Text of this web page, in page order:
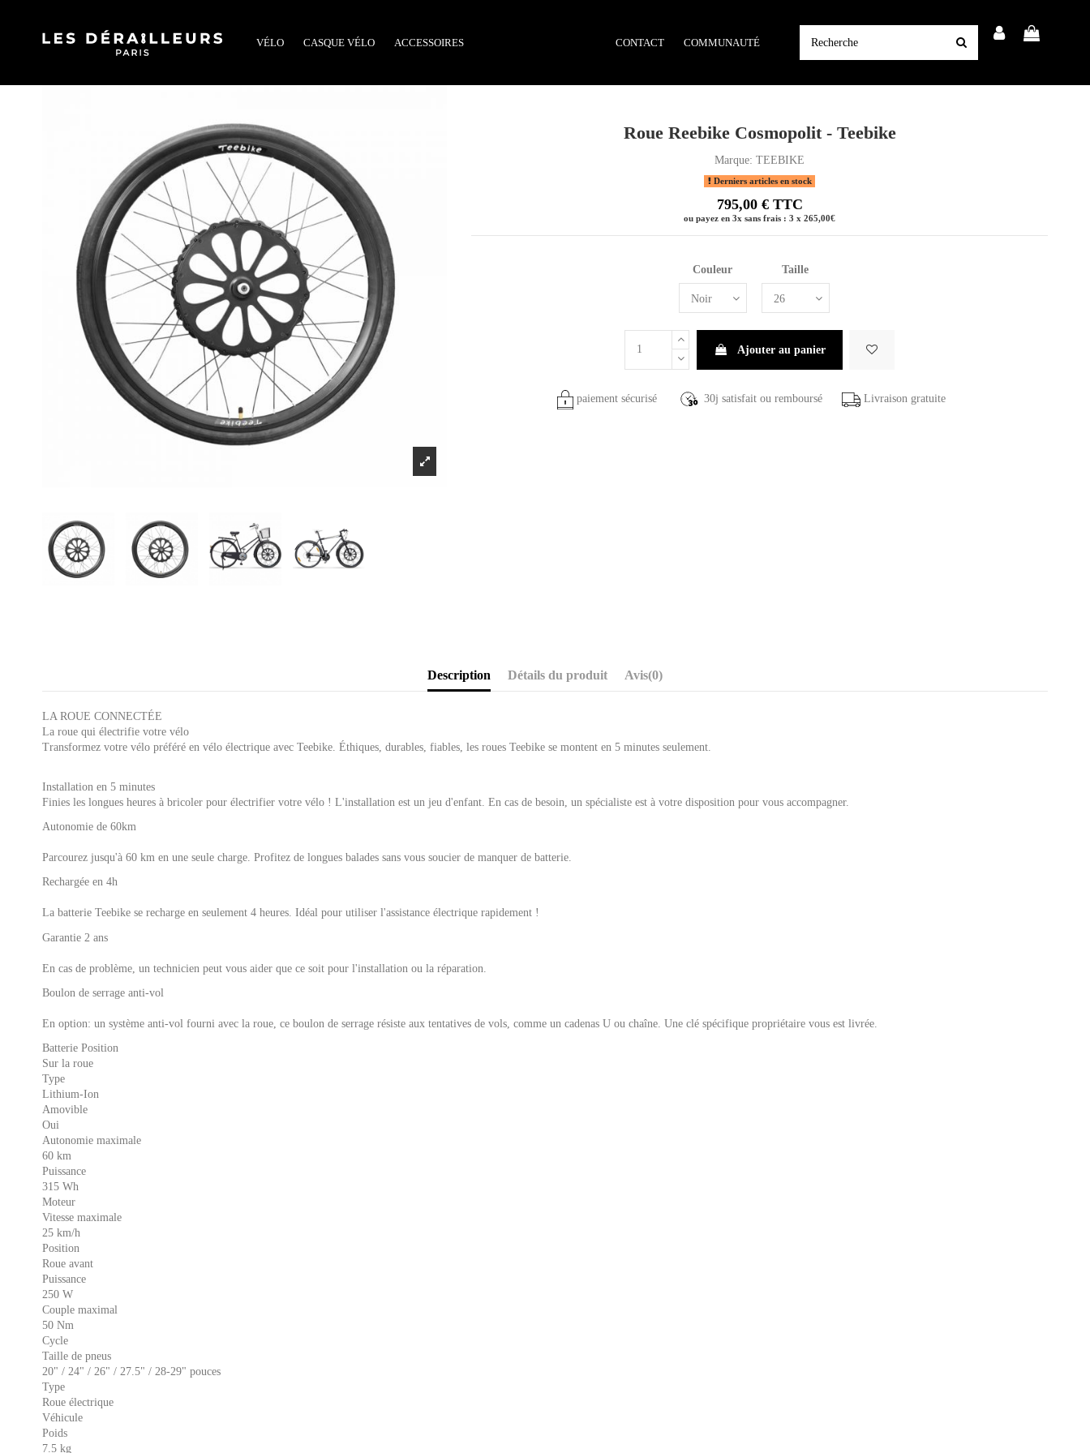
VÉLO CASQUE VÉLO COMMUNAUTÉ
CONTACT
ACCESSOIRES
Accessoires Roue Reebike Cosmopolit - Teebike
Roue Reebike Cosmopolit - Teebike
Marque: TEEBIKE
Derniers articles en stock
795,00 € TTC
ou payez en 3x sans frais : 3 x 265,00€
Couleur Taille
Ajouter au panier
paiement sécurisé 30j satisfait ou remboursé Livraison gratuite
Description Détails du produit Avis(0)
LA ROUE CONNECTÉE
La roue qui électrifie votre vélo
Transformez votre vélo préféré en vélo électrique avec Teebike. Éthiques, durables, fiables, les roues Teebike se montent en 5 minutes seulement.
Installation en 5 minutes
Finies les longues heures à bricoler pour électrifier votre vélo ! L'installation est un jeu d'enfant. En cas de besoin, un spécialiste est à votre disposition pour vous accompagner.
Autonomie de 60km
Parcourez jusqu'à 60 km en une seule charge. Profitez de longues balades sans vous soucier de manquer de batterie.
Rechargée en 4h
La batterie Teebike se recharge en seulement 4 heures. Idéal pour utiliser l'assistance électrique rapidement !
Garantie 2 ans
En cas de problème, un technicien peut vous aider que ce soit pour l'installation ou la réparation.
Boulon de serrage anti-vol
En option: un système anti-vol fourni avec la roue, ce boulon de serrage résiste aux tentatives de vols, comme un cadenas U ou chaîne. Une clé spécifique propriétaire vous est livrée.
Batterie Position
Sur la roue
Type
Lithium-Ion
Amovible
Oui
Autonomie maximale
60 km
Puissance
315 Wh
Moteur
Vitesse maximale
25 km/h
Position
Roue avant
Puissance
250 W
Couple maximal
50 Nm
Cycle
Taille de pneus
20" / 24" / 26" / 27.5" / 28-29" pouces
Type
Roue électrique
Véhicule
Poids
7.5 kg